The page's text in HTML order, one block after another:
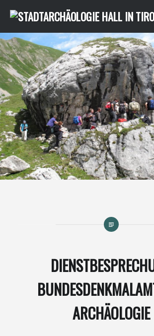
zum
Inhalt
ARCHÄOLOGIE